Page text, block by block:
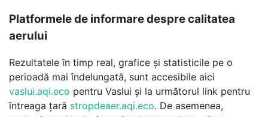
Platformele de informare despre calitatea
aerului
Rezultatele în timp real, grafice și statisticile pe o
perioadă mai îndelungată, sunt accesibile aici
vaslui.aqi.eco pentru Vaslui și la următorul link pentru
întreaga țară stropdeaer.aqi.eco. De asemenea,